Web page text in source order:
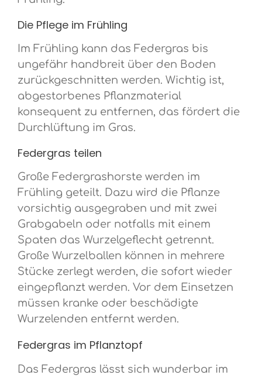
Die Pflege im Frühling
Im Frühling kann das Federgras bis
ungefähr handbreit über den Boden
zurückgeschnitten werden. Wichtig ist,
abgestorbenes Pflanzmaterial
konsequent zu entfernen, das fördert die
Durchlüftung im Gras.
Federgras teilen
Große Federgrashorste werden im
Frühling geteilt. Dazu wird die Pflanze
vorsichtig ausgegraben und mit zwei
Grabgabeln oder notfalls mit einem
Spaten das Wurzelgeflecht getrennt.
Große Wurzelballen können in mehrere
Stücke zerlegt werden, die sofort wieder
eingepflanzt werden. Vor dem Einsetzen
müssen kranke oder beschädigte
Wurzelenden entfernt werden.
Federgras im Pflanztopf
Das Federgras lässt sich wunderbar im